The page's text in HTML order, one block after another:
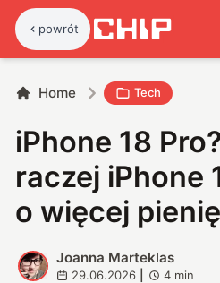
powrót
Home Tech
iPhone 18
raczej iPhone
o więcej
J
Joanna Marteklas
29.06.2026 4 min